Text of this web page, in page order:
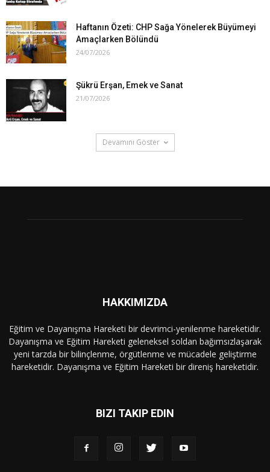
Haftanın Özeti: CHP Sağa Yönelerek Büyümeyi
Amaçlarken Bölündü
24/07/2026
Şükrü Erşan, Emek ve Sanat
21/07/2026
Devamını Göster
HAKKIMIZDA
Eğitim ve Dayanışma Hareketi bir devrimci-yenilenme hareketidir.
Dayanışma ve Eğitim Hareketi geleneksel soldan bağımsızlaşarak
yeni tarzda bir bilinçlenme, örgütlenme ve mücadele geliştirme
hareketidir. Dayanışma ve Eğitim Hareketi bir direniş hareketidir.
BIZI TAKIP EDIN